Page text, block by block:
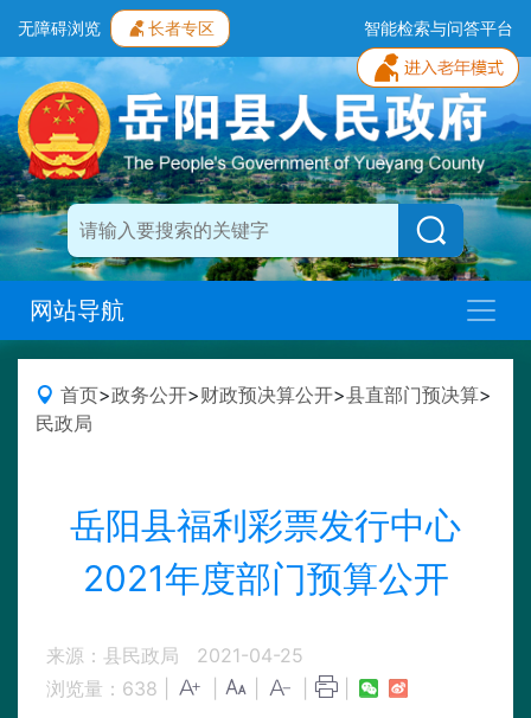
无障碍浏览 长者专区 智能检索与问答平台
网站导航
首页>政务公开>财政预决算公开>县直部门预决算>
民政局
岳阳县福利彩票发行中心
2021年度部门预算公开
来源：县民政局
2021-04-25
浏览量： 638